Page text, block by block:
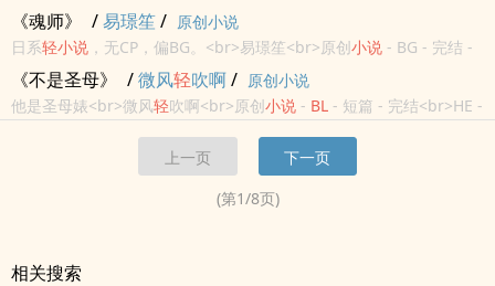
BL- 完结 - HE<br>现代 - 狗血 - 破镜重圆 - 年上<br>长篇<br>叶牧
青选秀出道，抠脚五年，...
《魂师》 /易璟笙/ 原创小说
日系轻小说 ，无CP，偏BG。<br>易璟笙<br>原创小说 - BG - 完结 -
日系<br>神怪志异 - 灵异 - 中篇<br>人与人的相遇没有偶然。<br>千
千万万的偶然里，若有一个发生...
《不是圣母》 /微风轻吹啊/ 原创小说
他是圣母婊<br>微风轻吹啊<br>原创小说 - BL - 短篇 - 完结<br>HE -
奇幻 - 天作之合 - 攻宠受<br>由一个大纲写成不明所以的短篇。为了
醋包的饺子，但是饺子也不咋好...
上一页
下一页
(第1/8页)
相关搜索